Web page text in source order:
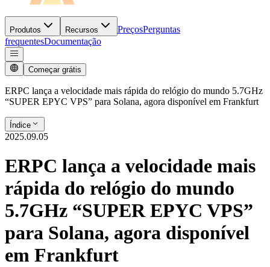
Produtos Recursos PreçosPerguntas
frequentesDocumentação
Começar grátis
ERPC lança a velocidade mais rápida do relógio do mundo 5.7GHz
“SUPER EPYC VPS” para Solana, agora disponível em Frankfurt
Índice
2025.09.05
ERPC lança a velocidade mais
rápida do relógio do mundo
5.7GHz “SUPER EPYC VPS”
para Solana, agora disponível
em Frankfurt